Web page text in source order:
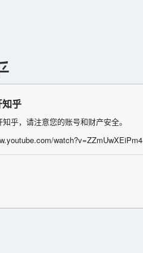
乎
乎，请注意您的账号和财产安全。
watch?v=ZZmUwXEiPm4